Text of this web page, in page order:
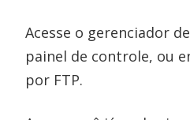
Acesse o gerenciador
painel de controle, ou
por FTP.